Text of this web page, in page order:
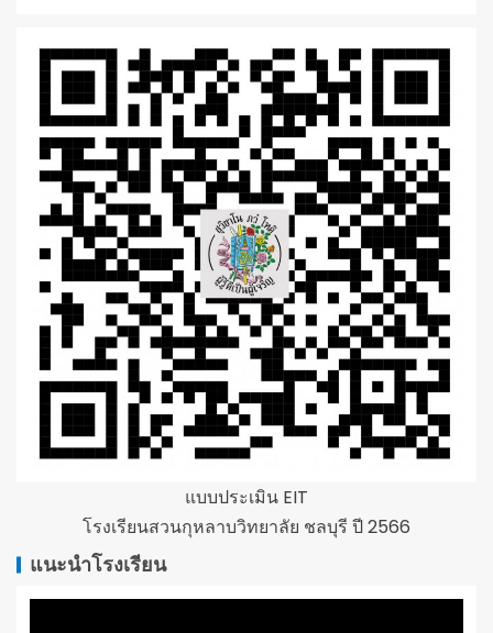
แบบประเมิน EIT
โรงเรียนสวนกุหลาบวิทยาลัย ชลบุรี ปี 2566
แนะนำโรงเรียน